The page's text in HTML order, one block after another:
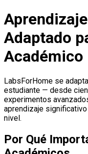
Adaptado
Académico
LabsForHome se
estudiante — desde
experimentos
aprendizaje
nivel.
Por Qué